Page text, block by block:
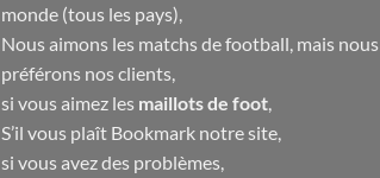
monde (tous les pays),
Nous aimons les matchs de football, mais nous
préférons nos clients,
si vous aimez les maillots de foot
S’il vous plaît Bookmark notre site,
si vous avez des problèmes,